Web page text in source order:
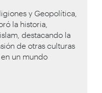
y Geopolítica,
la historia,
destacando la
de otras culturas
un mundo